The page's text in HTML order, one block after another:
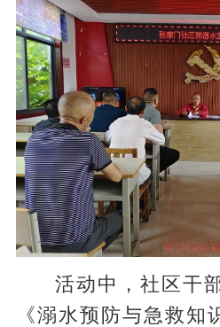
活动中，社区干
《溺水预防与急救知